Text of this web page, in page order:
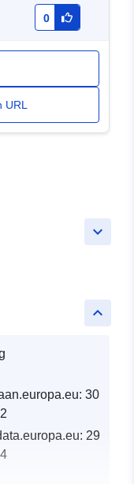
0
URL
keyboard_arrow_down
keyboard_arrow_up
30
29